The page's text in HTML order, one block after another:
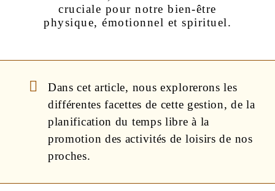
cruciale pour notre bien-être
physique, émotionnel et spirituel.
Dans cet article, nous explorerons les
différentes facettes de cette gestion, de la
planification du temps libre à la
promotion des activités de loisirs de nos
proches.